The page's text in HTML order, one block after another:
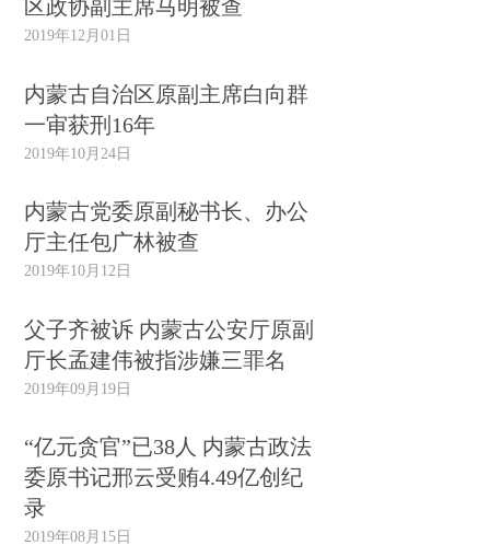
区政协副主席马明被查
2019年12月01日
内蒙古自治区原副主席白向群
一审获刑16年
2019年10月24日
内蒙古党委原副秘书长、办公
厅主任包广林被查
2019年10月12日
父子齐被诉 内蒙古公安厅原副
厅长孟建伟被指涉嫌三罪名
2019年09月19日
“亿元贪官”已38人 内蒙古政法
委原书记邢云受贿4.49亿创纪
录
2019年08月15日